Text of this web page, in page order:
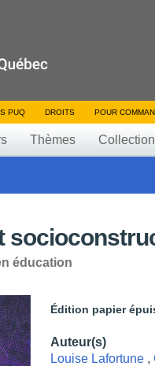
PUQ DROITS POUR
Thèmes
éducation
Édition papier
Auteur(s)
Louise Lafortune ,